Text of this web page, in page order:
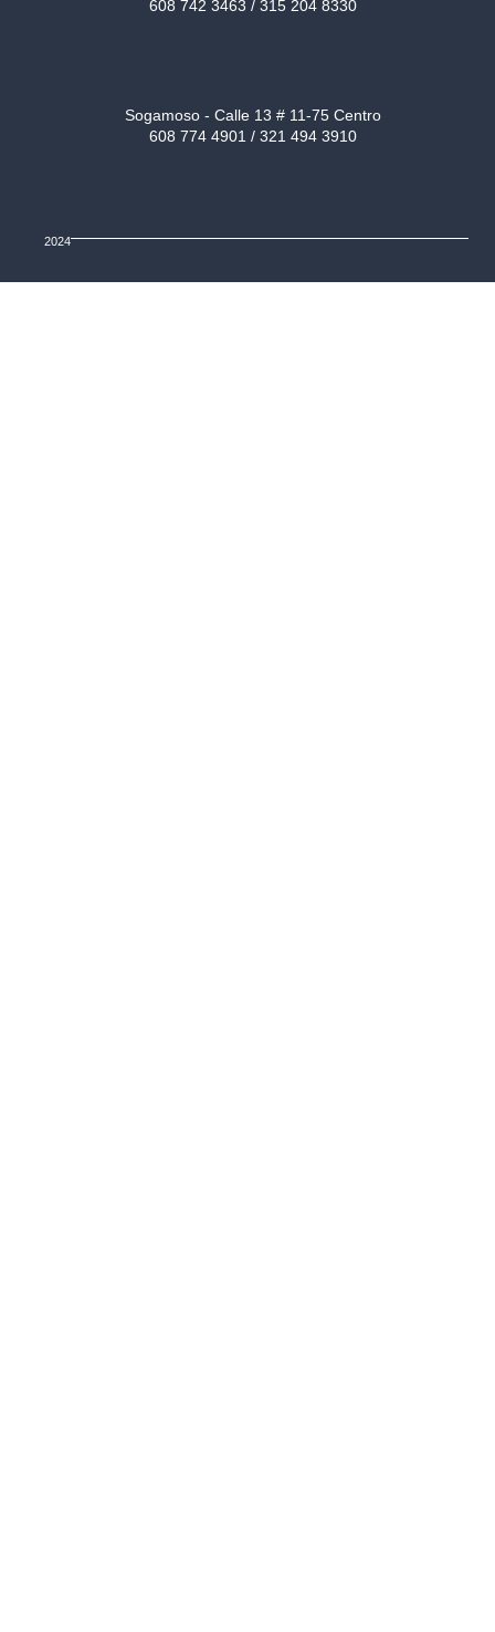
608 742 3463 / 315 204 8330
Sogamoso - Calle 13 # 11-75 Centro
608 774 4901 / 321 494 3910
2024